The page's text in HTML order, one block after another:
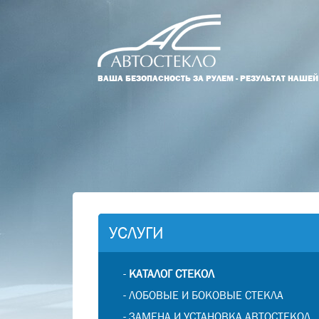
ВАША БЕЗОПАСНОСТЬ ЗА РУЛЕМ - РЕЗУЛЬТАТ
УСЛУГИ
- КАТАЛОГ СТЕКОЛ
-ЛОБОВЫЕ И БОКОВЫЕ СТЕКЛА